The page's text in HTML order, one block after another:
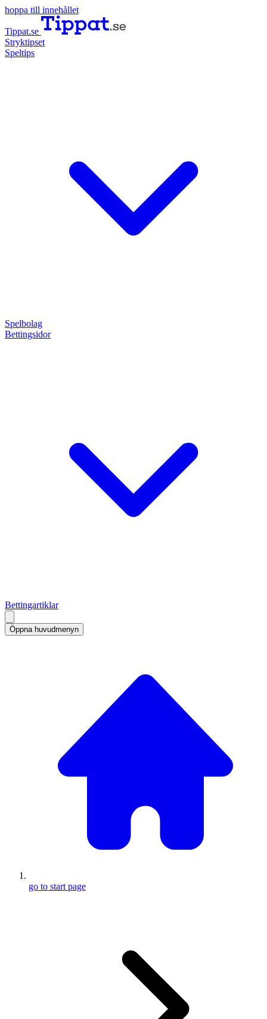
hoppa till innehållet
Tippat.se
Stryktipset
Speltips
Spelbolag
Bettingsidor
Bettingartiklar
Öppna huvudmenyn
go to start page